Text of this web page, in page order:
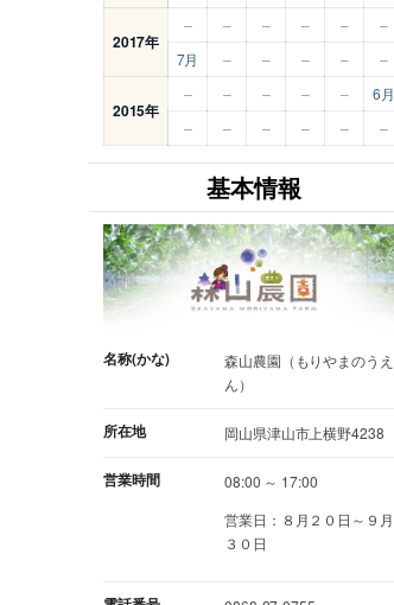
2017年
– – – – –
–
7月
– – – – –
2015年
– – – – –
6月
–
– – – – –
基本情報
名称(かな)
森山農園（もりやまのうえ
ん）
所在地 岡山県津山市上横野4238
営業時間
08:00 ～ 17:00
営業日：８月２０日～９月
３０日